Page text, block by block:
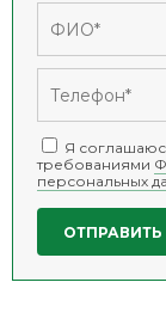
Я
требованиями
персональных